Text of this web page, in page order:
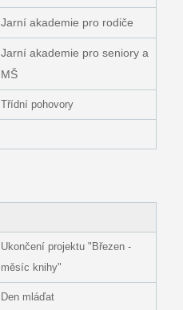
Jarní akademie pro rodiče
Jarní akademie pro seniory a
MŠ
Třídní pohovory
Ukončení projektu "Březen -
měsíc knihy"
Den mláďat